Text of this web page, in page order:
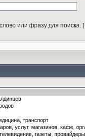
или фразу для поиска.[